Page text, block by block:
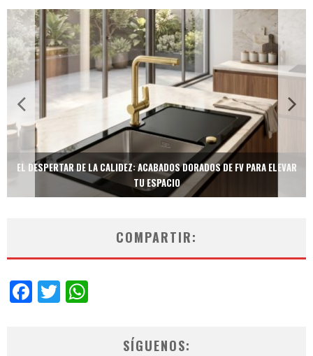
TECNOLOGÍA Y BIENESTAR DE VANGUARDIA: EL INODORO INTELIGENTE
NEOTECH DE FV.
COMPARTIR:
Facebook
Twitter
SÍGUENOS: